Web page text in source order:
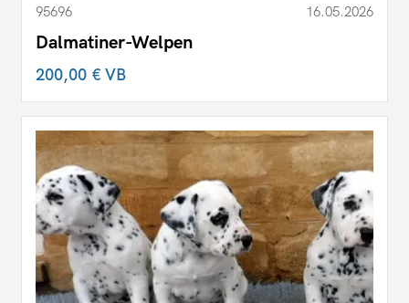
95696 16.05.2026
Dalmatiner-Welpen
200,00 €VB